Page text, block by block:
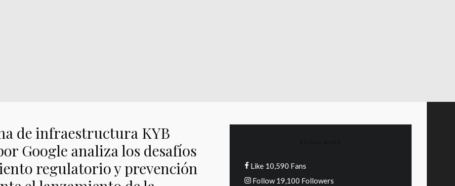
de infraestructura KYB
Google analiza los desafíos
regulatorio y prevención
Like 10,590 Fans
Follow19,100 Followers